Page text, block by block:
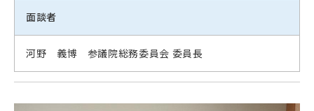
面談者
河野 義博 参議院総務委員会 委員長